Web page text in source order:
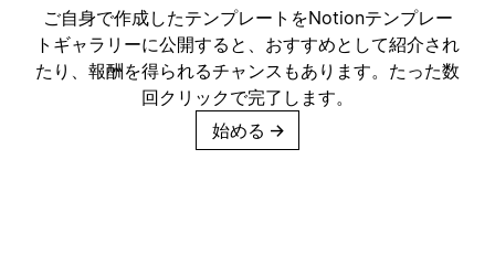
ご自身で作成したテンプレートをNotionテンプレー
トギャラリーに公開すると、おすすめとして紹介され
たり、報酬を得られるチャンスもあります。たった数
回クリックで完了します。
始める →